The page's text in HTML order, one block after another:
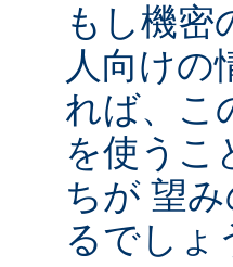
もし機密
人向けの
れば、こ
を使うこ
ちが 望
るでしょ